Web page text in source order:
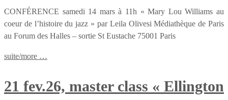
CONFÉRENCE samedi 14 mars à 11h « Mary Lou Williams au
coeur de l’histoire du jazz » par Leila Olivesi Médiathèque de Paris
au Forum des Halles – sortie St Eustache 75001 Paris
suite/more …
21 fev.26, master class « Ellington